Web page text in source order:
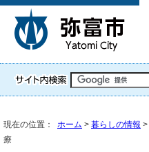
現在の位置： ホーム > 暮らしの情報 >
療